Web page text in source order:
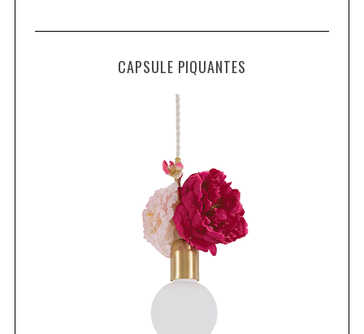
CAPSULE PIQUANTES